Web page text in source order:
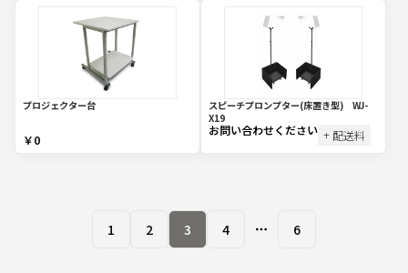
プロジェクター台
￥0
スピーチプロンプター(床置き型) WJ-
X19
お問い合わせください + 配送料
1 2 3 4 More pages
6